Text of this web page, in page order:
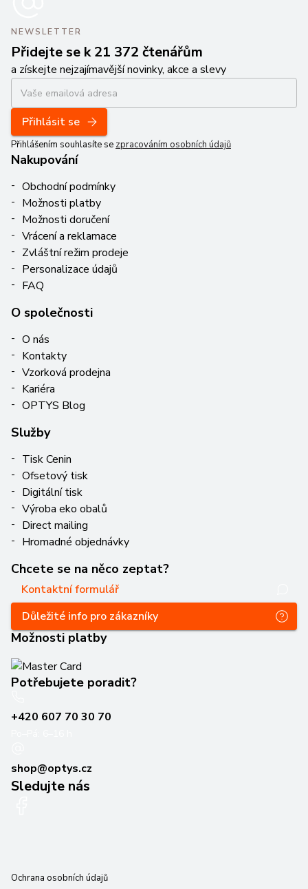
NEWSLETTER
Přidejte se k 21 372 čtenářům
a získejte nejzajímavější novinky, akce a slevy
Přihlásit se
Přihlášením souhlasíte se zpracováním osobních údajů
Nakupování
Obchodní podmínky
Možnosti platby
Možnosti doručení
Vrácení a reklamace
Zvláštní režim prodeje
Personalizace údajů
FAQ
O společnosti
O nás
Kontakty
Vzorková prodejna
Kariéra
OPTYS Blog
Služby
Tisk Cenin
Ofsetový tisk
Digitální tisk
Výroba eko obalů
Direct mailing
Hromadné objednávky
Chcete se na něco zeptat?
Kontaktní formulář
Důležité info pro zákazníky
Možnosti platby
Potřebujete poradit?
+420 607 70 30 70
shop@optys.cz
Sledujte nás
Ochrana osobních údajů